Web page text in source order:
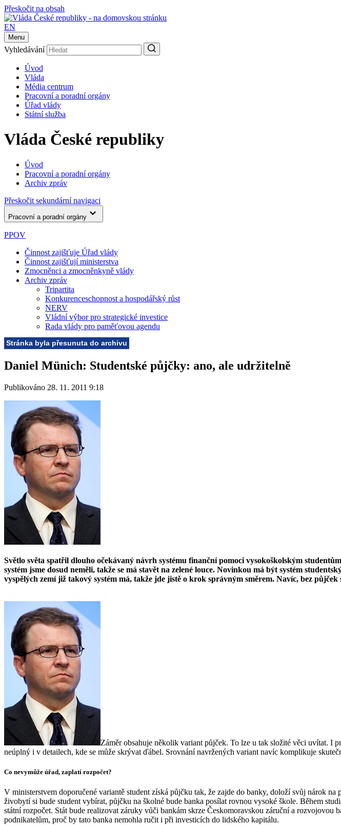
Přeskočit na obsah
EN
Menu
Vyhledávání
Úvod
Vláda
Média centrum
Pracovní a poradní orgány
Úřad vlády
Státní služba
Vláda České republiky
Úvod
Pracovní a poradní orgány
Archiv zpráv
Přeskočit sekundární navigaci
Pracovní a poradní orgány
PPOV
Činnost zajišťuje Úřad vlády
Činnost zajišťují ministerstva
Zmocněnci a zmocněnkyně vlády
Archiv zpráv
Tripartita
Konkurenceschopnost a hospodářský růst
NERV
Vládní výbor pro strategické investice
Rada vlády pro paměťovou agendu
Stránka byla přesunuta do archivu
Daniel Münich: Studentské půjčky: ano, ale udržitelně
Publikováno 28. 11. 2011 9:18
Světlo světa spatřil dlouho očekávaný návrh systému finanční pomoci vysokoškolským
systém jsme dosud neměli, takže se má stavět na zelené louce. Novinkou má být systém
vyspělých zemí již takový systém má, takže jde jistě o krok správným směrem. Navíc, bez půjček
Záměr obsahuje několik variant půjček. To lze u tak složité věci uvítat. I
neúplný i v detailech, kde se může skrývat ďábel. Srovnání navržených variant navíc komplikuje
Co nevymůže úřad, zaplatí rozpočet?
V ministerstvem doporučené variantě student získá půjčku tak, že zajde do banky, doloží svůj nárok
živobytí si bude student vybírat, půjčku na školné bude banka posílat rovnou vysoké škole. Během
státní rozpočet. Stát bude realizovat záruky vůči bankám skrze Českomoravskou záruční a
podnikatelům, proč by tato banka nemohla ručit i při investicích do lidského kapitálu.